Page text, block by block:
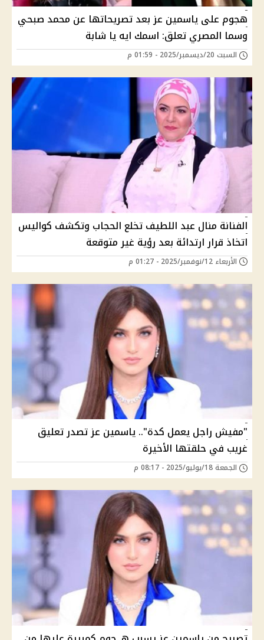
هجوم على ياسمين عز بعد تصريحاتها عن محمد صبحي
وسما المصري تعلق: اسمك ايه يا شابة
السبت 20/ديسمبر/2025 - 01:59 م
الفنانة منال عبد اللطيف تخلع الحجاب وتكشف كواليس
اتخاذ قرار ارتدائة بعد رؤية غير متوقعة
الأربعاء 12/نوفمبر/2025 - 01:27 م
"مفيش راجل يعمل كدة".. ياسمين عز تصدر تعليق
غريب في حلقتها الأخيرة
الجمعة 18/يوليو/2025 - 08:17 م